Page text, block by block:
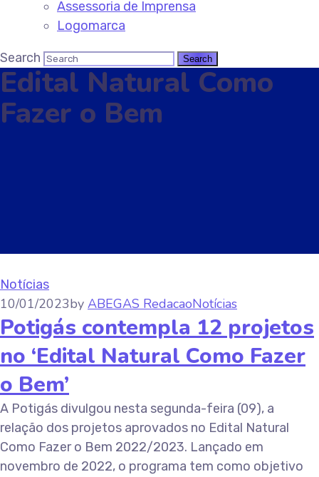
Assessoria de Imprensa
Logomarca
Search
Edital Natural Como
Fazer o Bem
Notícias
10/01/2023by ABEGAS RedacaoNotícias
Potigás contempla 12 projetos
no ‘Edital Natural Como Fazer
o Bem’
A Potigás divulgou nesta segunda-feira (09), a
relação dos projetos aprovados no Edital Natural
Como Fazer o Bem 2022/2023. Lançado em
novembro de 2022, o programa tem como objetivo